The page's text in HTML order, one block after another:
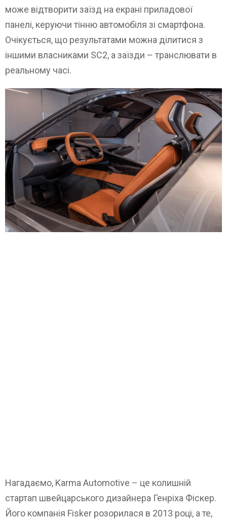
може відтворити заїзд на екрані приладової
панелі, керуючи тінню автомобіля зі смартфона.
Очікується, що результатами можна ділитися з
іншими власниками SC2, а заїзди – транслювати в
реальному часі.
Нагадаємо, Karma Automotive – це колишній
стартап швейцарського дизайнера Генріха Фіскер.
Його компанія Fisker розорилася в 2013 році, а те,